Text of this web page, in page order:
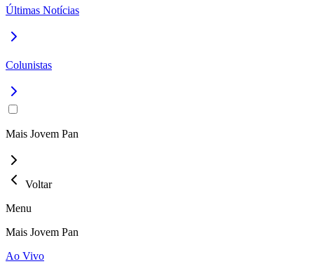
Últimas Notícias
Colunistas
Mais Jovem Pan
Voltar
Menu
Mais Jovem Pan
Ao Vivo